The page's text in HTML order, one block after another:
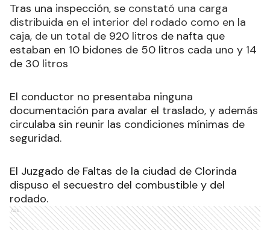
Tras una inspección, se constató una carga
distribuida en el interior del rodado como en la
caja, de un total de 920 litros de nafta que
estaban en 10 bidones de 50 litros cada uno y 14
de 30 litros
El conductor no presentaba ninguna
documentación para avalar el traslado, y además
circulaba sin reunir las condiciones mínimas de
seguridad.
El Juzgado de Faltas de la ciudad de Clorinda
dispuso el secuestro del combustible y del
rodado.
Ads